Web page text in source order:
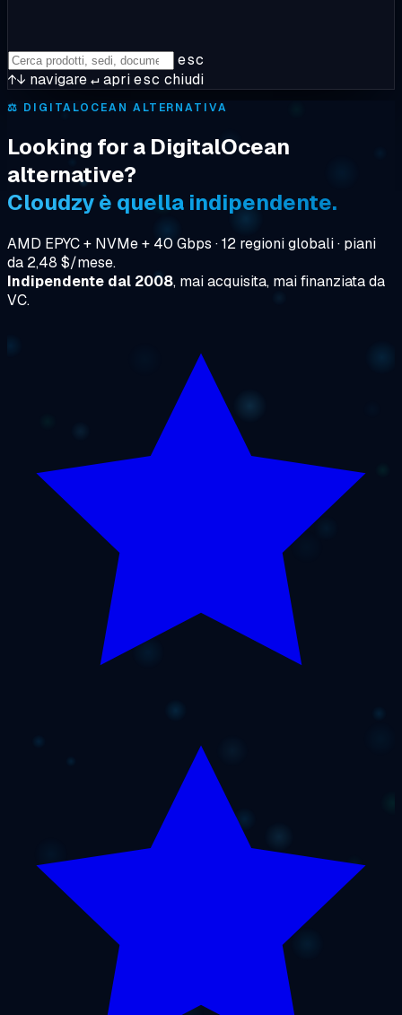
esc
↑↓ navigare↵apriesc chiudi
⚖️ DIGITALOCEAN ALTERNATIVA
Looking for a DigitalOcean
alternative?
Cloudzy è quella indipendente.
AMD EPYC + NVMe + 40 Gbps · 12 regioni globali · piani
da 2,48 $/mese.
Indipendente dal 2008, mai acquisita, mai finanziata da
VC.